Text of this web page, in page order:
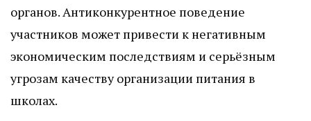
органов. Антиконкурентное поведение
участников может привести к негативным
экономическим последствиям и серьёзным
угрозам качеству организации питания в
школах.